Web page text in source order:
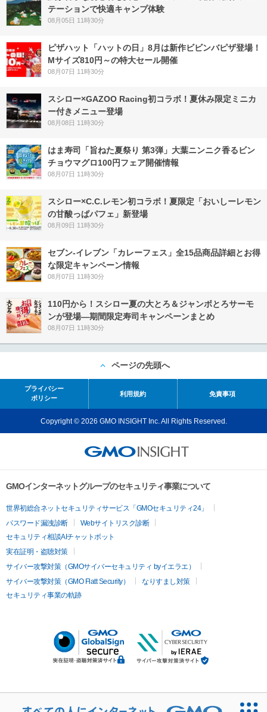
テーションで快適キャンプ体験
08月05日 11時30分
ピザハット「ハットの日」8月は新作ビビンバピザ登場！
Mサイズ810円～の特大セール開催
08月07日 11時30分
スシロー×GAZOO Racing初コラボ！夏休み限定ミニカ
ー付きメニュー登場
08月08日 11時30分
はま寿司「旨ねた夏祭り 第3弾」大葉ニンニク香るビン
チョウマグロ100円フェア開催情報
08月07日 11時30分
スシロー×C.C.レモン初コラボ！夏限定「おいしーレモン
の甘酸っぱパフェ」新登場
08月09日 11時30分
セブン‐イレブン「カレーフェス」全15品商品詳細とお得
な限定キャンペーン情報
08月07日 11時30分
110円から！スシロー夏の大とろ＆ジャンボとろサーモ
ンが登場―期間限定寿司キャンペーンまとめ
08月07日 11時30分
ページの先頭へ
プライバシー
ポリシー
利用規約 免責事項
Copyright © 2026 GMO INSIGHT Inc. All Rights Reserved.
GMOインターネットグループのセキュリティ事業について
世界初総合ネットセキュリティサービス「GMOセキュリティ24」
パスワード漏洩診断
Webサイトリスク診断
セキュリティ相談AIチャットボット
実在証明・盗聴対策
サイバー攻撃対策（GMOサイバーセキュリティ byイエラエ）
サイバー攻撃対策（GMO Flatt Security）
なりすまし対策
セキュリティ事業の軌跡